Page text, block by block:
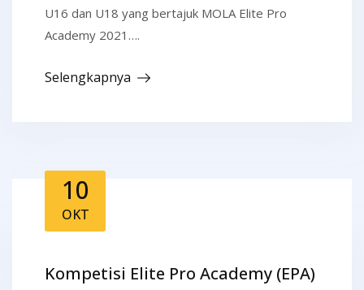
U16 dan U18 yang bertajuk MOLA Elite Pro
Academy 2021….
Selengkapnya
10
OKT
Kompetisi Elite Pro Academy (EPA)